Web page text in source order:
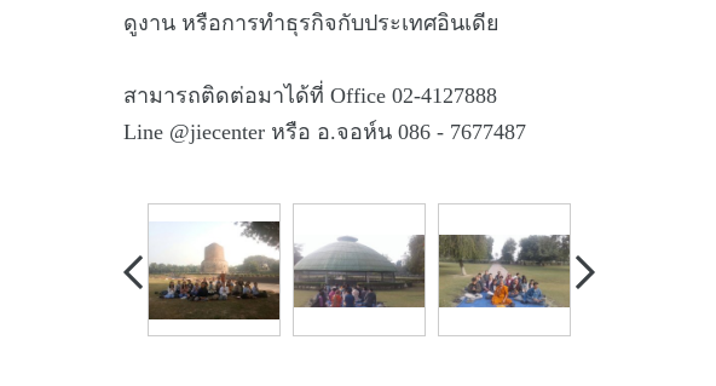
ดูงาน หรือการทำธุรกิจกับประเทศอินเดีย
สามารถติดต่อมาได้ที่ Office 02-4127888
Line @jiecenter หรือ อ.จอห์น 086 - 7677487